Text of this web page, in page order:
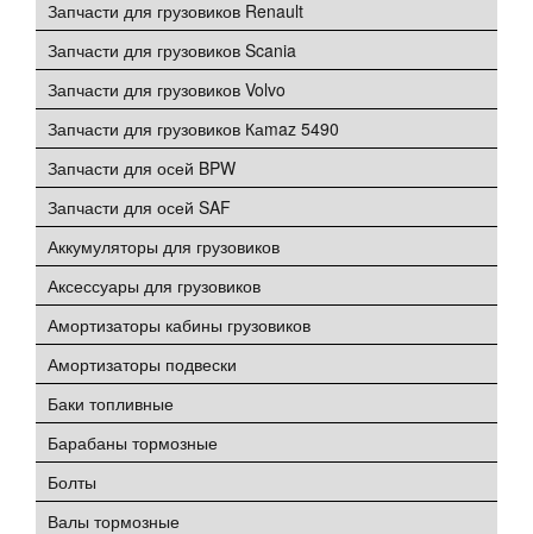
Запчасти для грузовиков Renault
Запчасти для грузовиков Scania
Запчасти для грузовиков Volvo
Запчасти для грузовиков Каmaz 5490
Запчасти для осей BPW
Запчасти для осей SAF
Аккумуляторы для грузовиков
Аксессуары для грузовиков
Амортизаторы кабины грузовиков
Амортизаторы подвески
Баки топливные
Барабаны тормозные
Болты
Валы тормозные